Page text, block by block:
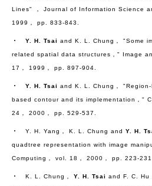
Lines" ， Journal of Information Science
1999， pp. 833-843.
‧ Y. H. Tsai and K. L. Chung， "Some
related spatial data structures，" Image
17， 1999， pp. 897-904.
‧ Y. H. Tsai and K. L. Chung，
based contour and its implementation，"
24， 2000， pp. 529-537.
‧ Y. H. Yang， K. L. Chung and Y. H.
quadtree representation with image
Computing， vol. 18， 2000， pp. 223-
‧ K. L. Chung， Y. H. Tsai and F. C. Hu